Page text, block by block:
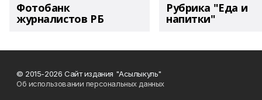
Фотобанк
журналистов РБ
Рубрика "Еда и
напитки"
© 2015-2026 Сайт издания "Асылыкуль"
Об использовании персональных данных